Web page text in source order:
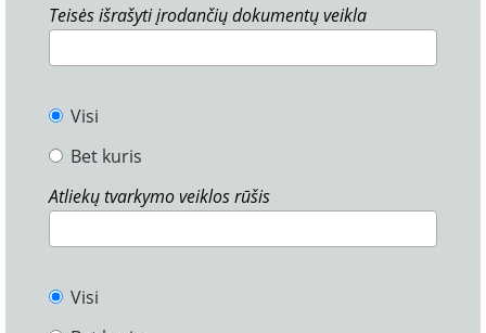
Teisės išrašyti įrodančių dokumentų veikla
Visi
Bet kuris
Atliekų tvarkymo veiklos rūšis
Visi